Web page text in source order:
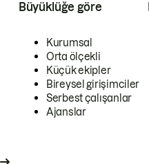
Büyüklüğe göre
Kurumsal
Orta ölçekli
Küçük ekipler
Bireysel girişimciler
Serbest çalışanlar
Ajanslar